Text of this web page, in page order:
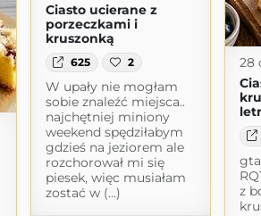
Ciasto ucierane z
porzeczkami i
kruszonką
625 2
W upały nie mogłam
sobie znaleźć miejsca..
najchętniej miniony
weekend spędziłabym
gdzieś na jeziorem ale
rozchorował mi się
piesek, więc musiałam
zostać w (...)
28
z